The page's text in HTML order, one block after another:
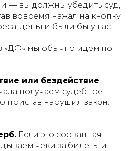
— вы должны убедить суд,
вовремя нажал на кнопку
деньги были бы у вас.
«ДФ» мы обычно идем по
или бездействие
получаем судебное
пристав нарушил закон.
Если это сорванная
чеки за билеты и